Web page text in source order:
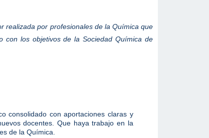
realizada por profesionales de la Química que
con los objetivos de la Sociedad Química de
consolidado con aportaciones claras y
docentes. Que haya trabajo en la
de la Química.